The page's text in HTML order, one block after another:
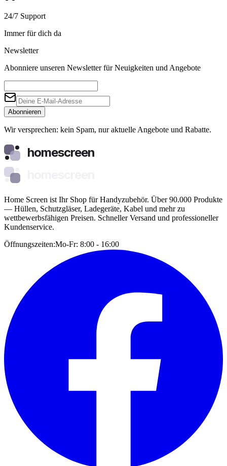
24/7 Support
Immer für dich da
Newsletter
Abonniere unseren Newsletter für Neuigkeiten und Angebote
Abonnieren
Wir versprechen: kein Spam, nur aktuelle Angebote und Rabatte.
homescreen
Home Screen ist Ihr Shop für Handyzubehör. Über 90.000 Produkte
— Hüllen, Schutzgläser, Ladegeräte, Kabel und mehr zu
wettbewerbsfähigen Preisen. Schneller Versand und professioneller
Kundenservice.
Öffnungszeiten:Mo-Fr: 8:00 - 16:00